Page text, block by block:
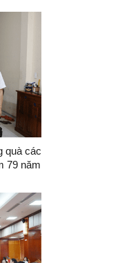
quà các
79 năm